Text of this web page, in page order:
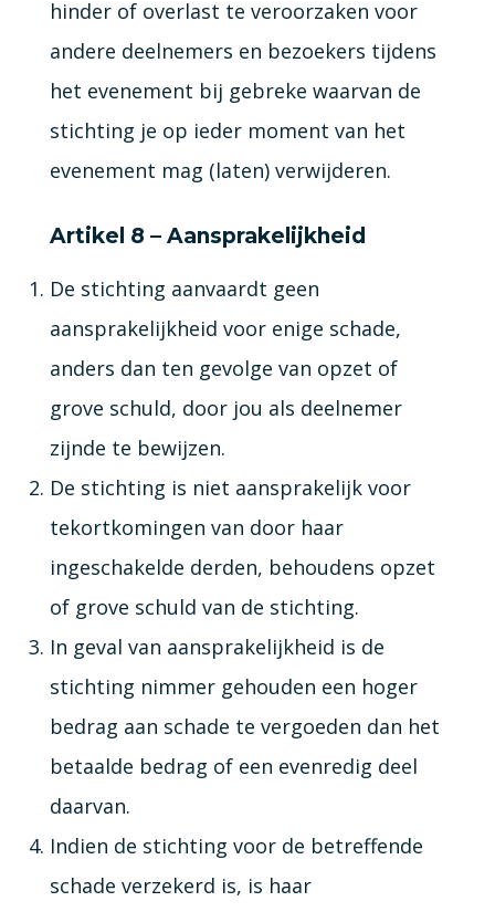
hinder of overlast te veroorzaken voor
andere deelnemers en bezoekers tijdens
het evenement bij gebreke waarvan de
stichting je op ieder moment van het
evenement mag (laten) verwijderen.
Artikel 8 – Aansprakelijkheid
De stichting aanvaardt geen
aansprakelijkheid voor enige schade,
anders dan ten gevolge van opzet of
grove schuld, door jou als deelnemer
zijnde te bewijzen.
De stichting is niet aansprakelijk voor
tekortkomingen van door haar
ingeschakelde derden, behoudens opzet
of grove schuld van de stichting.
In geval van aansprakelijkheid is de
stichting nimmer gehouden een hoger
bedrag aan schade te vergoeden dan het
betaalde bedrag of een evenredig deel
daarvan.
Indien de stichting voor de betreffende
schade verzekerd is, is haar